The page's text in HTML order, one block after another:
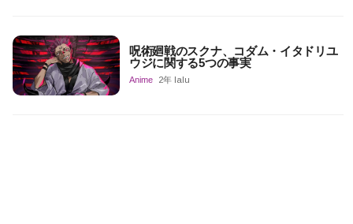
呪術廻戦のスクナ、コダム・イタドリユ
ウジに関する5つの事実
Anime 2年 lalu